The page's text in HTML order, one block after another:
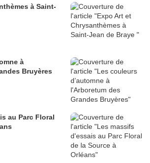
à Saint-
à
Bruyères
au Parc Floral